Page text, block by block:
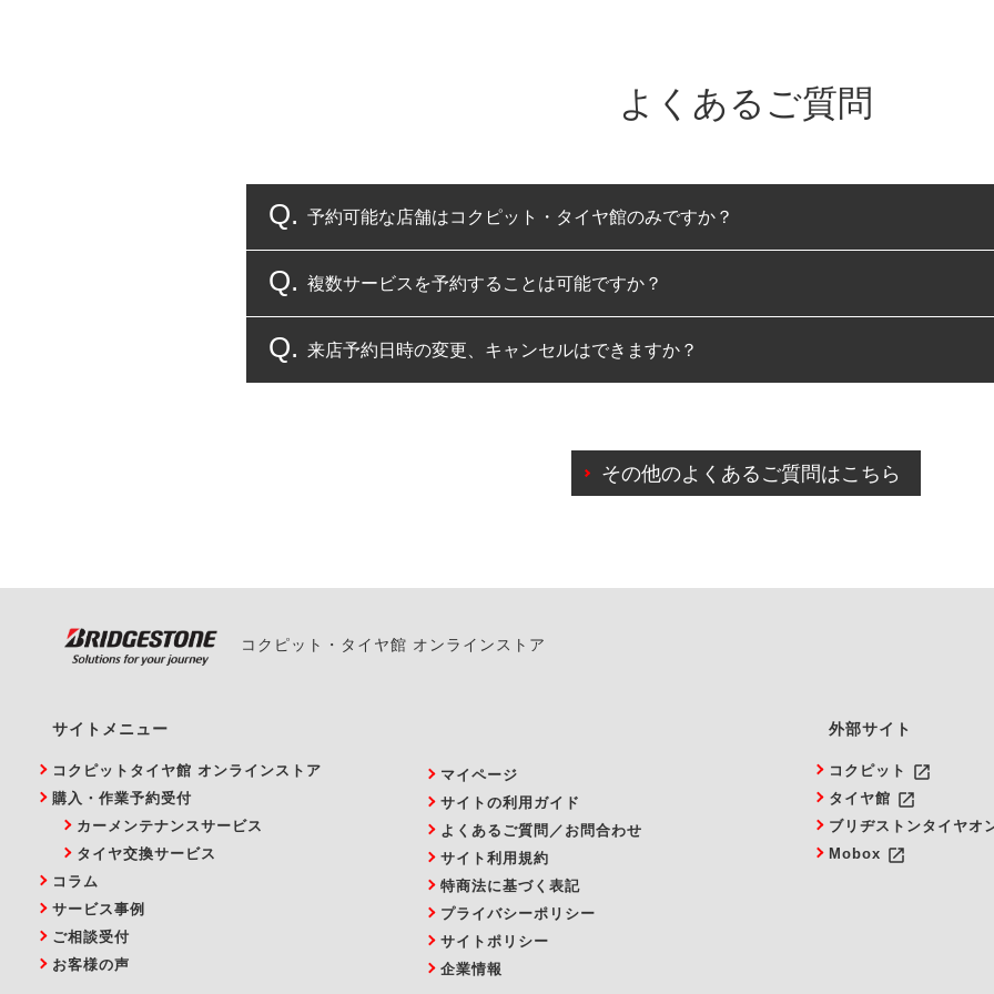
よくあるご質問
予約可能な店舗はコクピット・タイヤ館のみですか？
コクピット・タイヤ館のみとなります。
複数サービスを予約することは可能ですか？
複数サービスのご予約は可能です。
来店予約日時の変更、キャンセルはできますか？
また、やむを得ない事由によりご予約のキャンセルをご希望の際は、直接ご予約いた
その他のよくあるご質問はこちら
コクピット・タイヤ館 オンラインストア
サイトメニュー
コクピットタイヤ館 オンラインストア
購入・作業予約受付
カーメンテナンスサービス
タイヤ交換サービス
コラム
サービス事例
ご相談受付
お客様の声
マイページ
サイトの利用ガイド
よくあるご質問／お問合わせ
サイト利用規約
特商法に基づく表記
プライバシーポリシー
サイトポリシー
企業情報
外部サイト
コクピット launch
タイヤ館 launch
ブリヂストンタイヤオ
Mobox launch